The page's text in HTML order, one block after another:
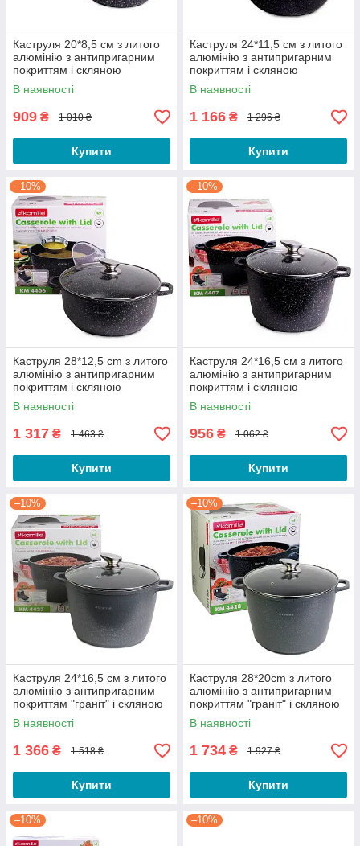
Каструля 20*8,5 см з литого
алюмінію з антипригарним
покриттям і скляною
кришкою для індукції
В наявності
909 ₴ 1 010 ₴
Купити
Каструля 24*11,5 см з литого
алюмінію з антипригарним
покриттям і скляною
кришкою для індукції
В наявності
1 166 ₴ 1 296 ₴
Купити
–10%
Каструля 28*12,5 cm з литого
алюмінію з антипригарним
покриттям і скляною
кришкою для індукції
В наявності
1 317 ₴ 1 463 ₴
Купити
–10%
Каструля 24*16,5 см з литого
алюмінію з антипригарним
покриттям і скляною
кришкою для індукції
В наявності
956 ₴ 1 062 ₴
Купити
–10%
Каструля 24*16,5 см з литого
алюмінію з антипригарним
покриттям "граніт" і скляною
кришкою
В наявності
1 366 ₴ 1 518 ₴
Купити
–10%
Каструля 28*20cm з литого
алюмінію з антипригарним
покриттям "граніт" і скляною
кришкою
В наявності
1 734 ₴ 1 927 ₴
Купити
–10% –10%